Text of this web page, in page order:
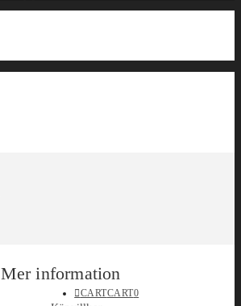
CARTCART0
Mer information